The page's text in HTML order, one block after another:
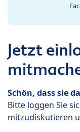
Jetzt
Schön, dass sie
Bitte loggen Sie
mitzudiskutieren